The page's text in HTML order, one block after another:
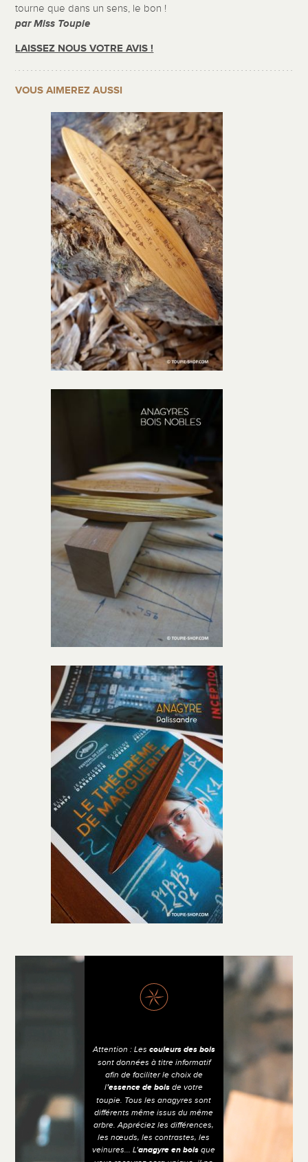
tourne que dans un sens, le bon !
par Miss Toupie
LAISSEZ NOUS VOTRE AVIS !
VOUS AIMEREZ AUSSI
Attention : Les couleurs des bois
sont données à titre informatif
afin de faciliter le choix de
l’essence de bois de votre
toupie. Tous les anagyres sont
différents même issus du même
arbre. Appréciez les différences,
les nœuds, les contrastes, les
veinures... L’anagyre en bois que